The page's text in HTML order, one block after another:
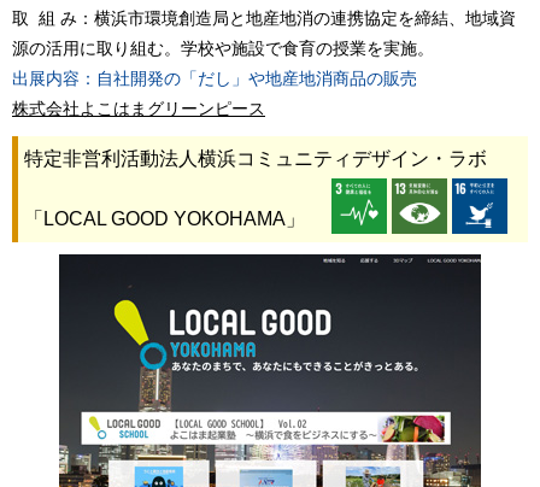
取 組 み：横浜市環境創造局と地産地消の連携協定を締結、地域資
源の活用に取り組む。学校や施設で食育の授業を実施。
出展内容：自社開発の「だし」や地産地消商品の販売
株式会社よこはまグリーンピース
特定非営利活動法人横浜コミュニティデザイン・ラボ
「LOCAL GOOD YOKOHAMA」